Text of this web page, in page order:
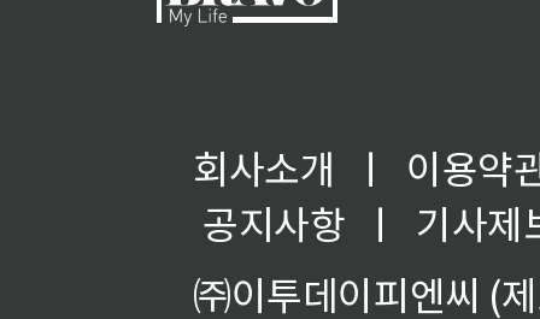
회사소개 ㅣ
이용약
공지사항
ㅣ
기사제
㈜이투데이피엔씨 (